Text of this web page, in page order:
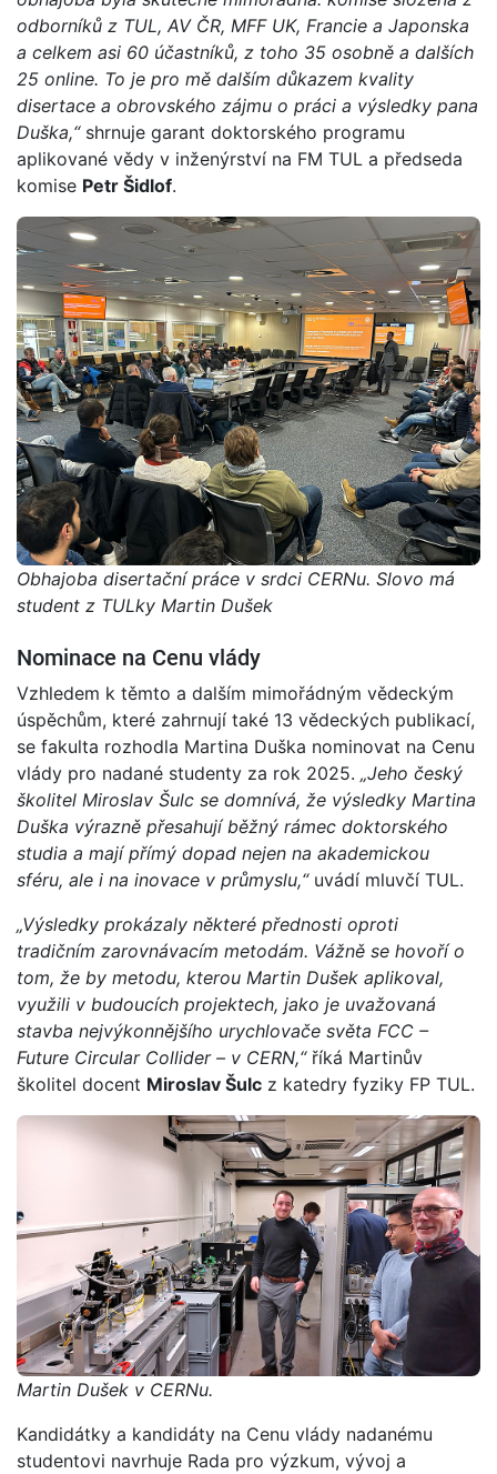
odborníků z TUL, AV ČR, MFF UK, Francie a Japonska
a celkem asi 60 účastníků, z toho 35 osobně a dalších
25 online. To je pro mě dalším důkazem kvality
disertace a obrovského zájmu o práci a výsledky pana
Duška,“ shrnuje garant doktorského programu
aplikované vědy v inženýrství na FM TUL a předseda
komise Petr Šidlof.
Obhajoba disertační práce v srdci CERNu. Slovo má
student z TULky Martin Dušek
Nominace na Cenu vlády
Vzhledem k těmto a dalším mimořádným vědeckým
úspěchům, které zahrnují také 13 vědeckých publikací,
se fakulta rozhodla Martina Duška nominovat na Cenu
vlády pro nadané studenty za rok 2025. „Jeho český
školitel Miroslav Šulc se domnívá, že výsledky Martina
Duška výrazně přesahují běžný rámec doktorského
studia a mají přímý dopad nejen na akademickou
sféru, ale i na inovace v průmyslu,“uvádí mluvčí TUL.
„Výsledky prokázaly některé přednosti oproti
tradičním zarovnávacím metodám. Vážně se hovoří o
tom, že by metodu, kterou Martin Dušek aplikoval,
využili v budoucích projektech, jako je uvažovaná
stavba nejvýkonnějšího urychlovače světa FCC –
Future Circular Collider – v CERN,“říká Martinův
školitel docent Miroslav Šulc z katedry fyziky FP TUL.
Martin Dušek v CERNu.
Kandidátky a kandidáty na Cenu vlády nadanému
studentovi navrhuje Rada pro výzkum, vývoj a